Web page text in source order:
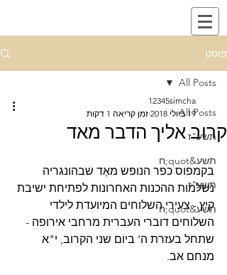
פוסט
All Posts
תשע"ז
תשע&quot;ח
תשע"ז
תשע&quot;ח
All Posts
קרוב אליך הדבר מאד
12345simcha
19 ביולי 2018
זמן קריאה 1 דקות
בקמפוס כפר הנופש מאַד שבהונגריה
נשלמות ההכנות האחרונות לפתיחת ישיבת
קיץ - צעירי השלוחים המיועדת לילדי
השלוחים דוברי העברית מרחבי אירופה -
שתחל בעזרת ה' ביום שני הקרוב, י"א
מנחם אב.